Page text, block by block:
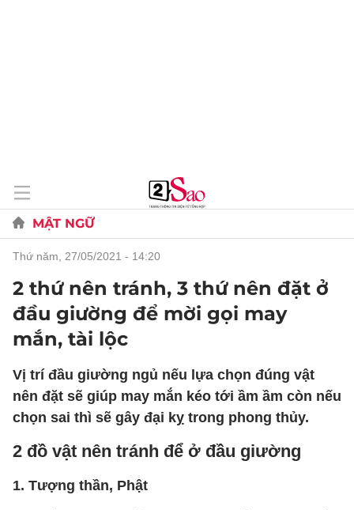
MẬT NGỮ
thứ năm, 27/05/2021 - 14:20
2 thứ nên tránh, 3 thứ nên đặt ở
đầu giường để mời gọi may
mắn, tài lộc
Vị trí đầu giường ngủ nếu lựa chọn đúng vật
nên đặt sẽ giúp may mắn kéo tới ầm ầm còn nếu
chọn sai thì sẽ gây đại kỵ trong phong thủy.
2 đồ vật nên tránh để ở đầu giường
1. Tượng thần, Phật